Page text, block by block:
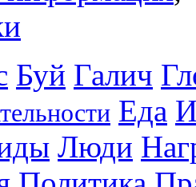
Буй Галич
Еда
Люди